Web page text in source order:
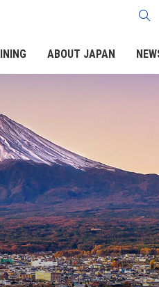
ABOUT JAPAN